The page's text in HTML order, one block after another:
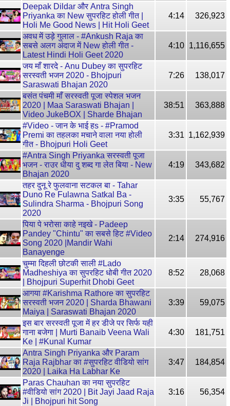
Deepak Dildar और Antra Singh
Priyanka का New सुपरहिट होली गीत |
Holi Me Good News | Hit Holi Geet
4:14 326,923
अवध में उड़े गुलाल - #Ankush Raja का
सबसे अलग अंदाज में New होली गीत -
Latest Hindi Holi Geet 2020
4:10 1,116,655
जय माँ शारदे - Anu Dubey का सुपरहिट
सरस्वती भजन 2020 - Bhojpuri
Saraswati Bhajan 2020
7:26 138,017
बसंत पंचमी माँ सरस्वती पूजा स्पेशल भजन
2020 | Maa Saraswati Bhajan |
Video JukeBOX | Sharde Bhajan
38:51 363,888
#Video - जान के भाई हs - #Pramod
Premi का तहलका मचाने वाला नया होली
गीत - Bhojpuri Holi Geet
3:31 1,162,939
#Antra Singh Priyanka सरस्वती पूजा
भजन - राउर धीया दु शब्द गा लेत बिया - New
Bhajan 2020
4:19 343,682
तहर दुनू रे फुलवाना सटकल बा - Tahar
Duno Re Fulawna Satkal Ba -
Sulindra Sharma - Bhojpuri Song
2020
3:35 55,767
पिया पे भरोसा काहे नइखे - Padeep
Pandey "Chintu" का सबसे हिट #Video
Song 2020 |Mandir Wahi
Banayenge
2:14 274,916
चुम्मा दिहली छोटकी साली #Lado
Madheshiya का सुपरहिट धोबी गीत 2020
| Bhojpuri Superhit Dhobi Geet
8:52 28,068
आगया #Karishma Rathore का सुपरहिट
सरस्वती भजन 2020 | Sharda Bhawani
Maiya | Saraswati Bhajan 2020
3:39 59,075
इस बार सरस्वती पूजा में हर डीजे पर सिर्फ यही
गाना बजेगा | Murti Banaib Veena Wali
Ke | #Kunal Kumar
4:30 181,751
Antra Singh Priyanka और Param
Raja Rajbhar का #सुपरहिट वीडियो सांग
2020 | Laika Ha Labhar Ke
3:47 184,854
Paras Chauhan का नया सुपरहिट
#वीडियो सांग 2020 | Bit Jayi Jaad Raja
Ji | Bhojpuri hit Song
3:16 56,354